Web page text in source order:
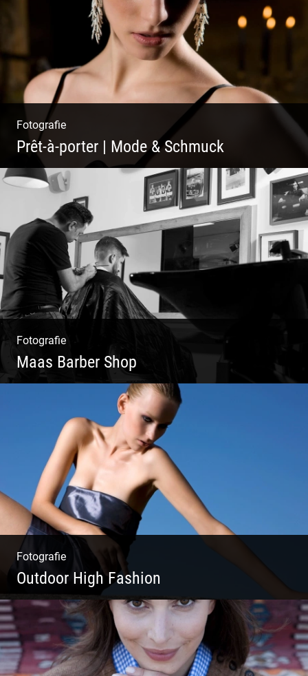
Fotografie
Prêt-à-porter | Mode & Schmuck
Fotografie
Maas Barber Shop
Coole Bartstyles | Haircut & Shave | Farbe
& Schnitt | Creating Men
Fotografie
Outdoor High Fashion
Outdoor High Fashion